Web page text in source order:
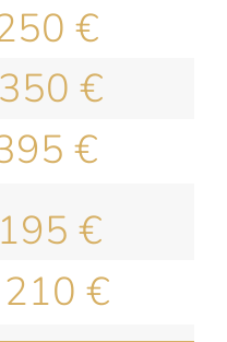
€
350 €
€
195 €
210 €